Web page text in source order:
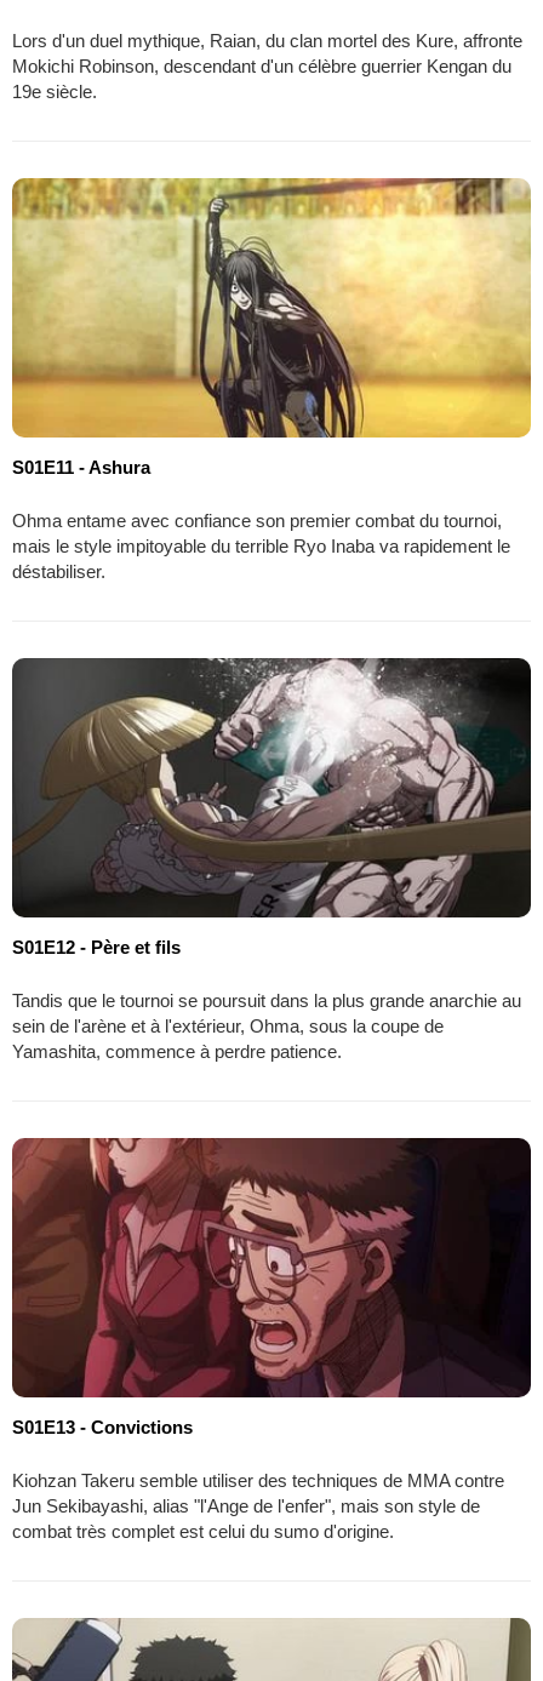
Lors d'un duel mythique, Raian, du clan mortel des Kure, affronte
Mokichi Robinson, descendant d'un célèbre guerrier Kengan du
19e siècle.
S01E11 - Ashura
Ohma entame avec confiance son premier combat du tournoi,
mais le style impitoyable du terrible Ryo Inaba va rapidement le
déstabiliser.
S01E12 - Père et fils
Tandis que le tournoi se poursuit dans la plus grande anarchie au
sein de l'arène et à l'extérieur, Ohma, sous la coupe de
Yamashita, commence à perdre patience.
S01E13 - Convictions
Kiohzan Takeru semble utiliser des techniques de MMA contre
Jun Sekibayashi, alias "l'Ange de l'enfer", mais son style de
combat très complet est celui du sumo d'origine.